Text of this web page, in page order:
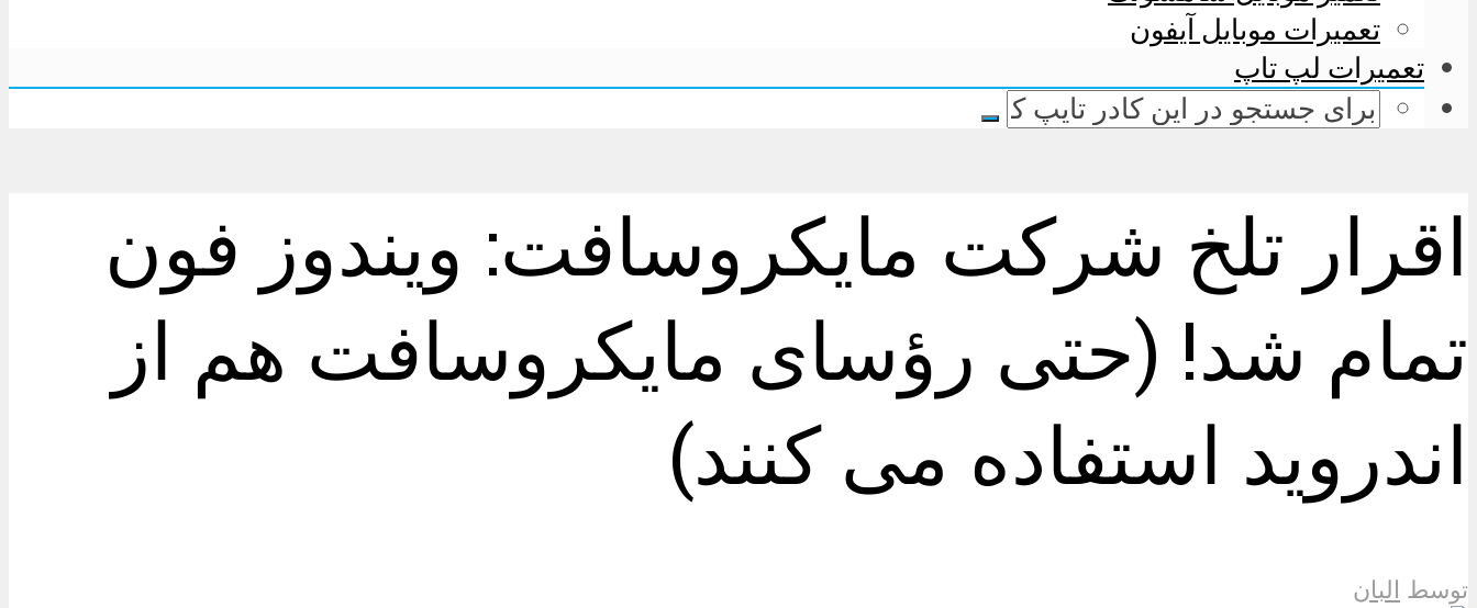
تعمیرات موبایل آیفون
تعمیرات لپ تاپ
اقرار تلخ شرکت مایکروسافت: ویندوز فون
تمام شد! (حتی رؤسای مایکروسافت هم از
اندروید استفاده می کنند)
توسط البان